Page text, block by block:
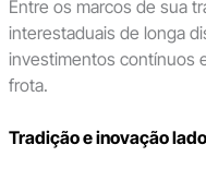
Entre os marcos de sua
interestaduais de longa
investimentos contínuos
frota.
Tradição e inovação